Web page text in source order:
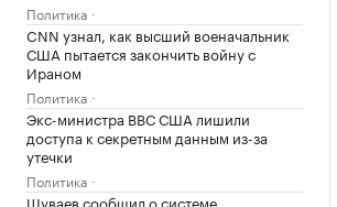
Политика
CNN узнал, как высший военачальник
США пытается закончить войну с
Ираном
Политика
Экс-министра ВВС США лишили
доступа к секретным данным из-за
утечки
Политика
Шуваев сообщил о системе